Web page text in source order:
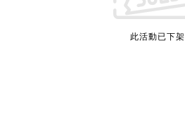
此活動已下架